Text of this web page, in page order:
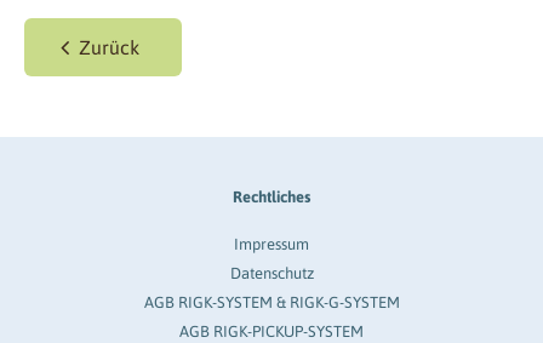
Zurück
Rechtliches
Impressum
Datenschutz
AGB RIGK-SYSTEM & RIGK-G-SYSTEM
AGB RIGK-PICKUP-SYSTEM